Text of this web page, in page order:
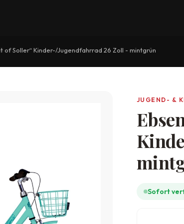
of Soller“ Kinder-/Jugendfahrrad 26 Zoll - mintgrün
JUGEND- &
Sofort